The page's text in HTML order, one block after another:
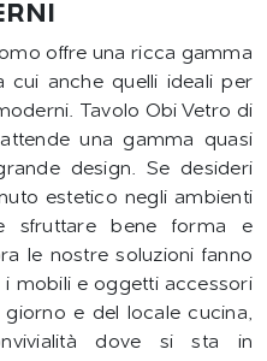
offre una ricca gamma
cui anche quelli ideali per
Tavolo Obi Vetro di
una gamma quasi
design. Se desideri
estetico negli ambienti
sfruttare bene forma e
le nostre soluzioni fanno
mobili e oggetti accessori
e del locale cucina,
dove si sta in